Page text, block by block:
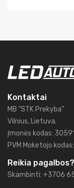
Kontaktai
MB "STK Prekyba"
Vilnius, Lietuva.
Įmonės kodas:
PVM Moketojo
Reikia pagalbos?
Skambinti: +3706